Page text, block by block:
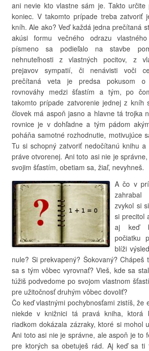
ani nevie kto vlastne sám je. Takto určite
koniec. V takomto prípade treba zatvoriť
kníh. Ale ako? Veď každá jedna prečítaná
akúsi formu večného odrazu
písmeno sa podieľalo na stavbe
nehnuteľnosti z vlastných pocitov, z
prejavov sympatií, či nenávisti voči
prečítaná veta je predsa pokusom o
rovnováhy medzi šťastím a tým, po
takomto prípade zatvorenie jednej z kníh
človek má aspoň jasno a hlavne tá trojka
rovnice je v dohľadne a tým pádom
poháňa samotné rozhodnutie, motivujúce
Tu si schopný zatvoriť nedočítanú knihu a
práve otvorenej. Ani toto asi nie je
svojim šťastím, obetiam sa, žiaľ, nevyhneš.
A čo v
zvykol si
si precitol
aj keď
počiatku
blíži
nule? Si prekvapený? Šokovaný? Chápeš
sa s tým vôbec vyrovnať? Vieš, kde sa
túžiš podvedome po svojom vlastnom
pre užitočnosť druhým vôbec dovoliť?
Čo keď vlastnými pochybnosťami zistíš, že
niekde v knižnici tá pravá kniha, ktorá
riadkom dokázala zázraky, ktoré si mohol
Ani toto asi nie je správne, ale aspoň je to
pre ktorých sa obetuješ rád. Aj keď sa ti